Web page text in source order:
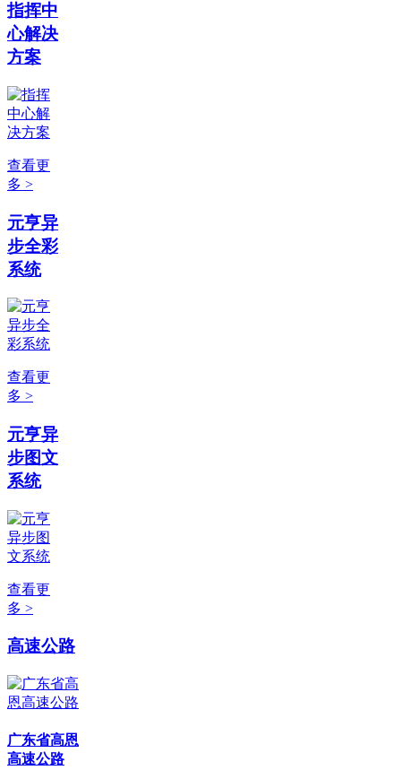
指挥中
心解决
方案
查看更
多 >
元亨异
步全彩
系统
查看更
多 >
元亨异
步图文
系统
查看更
多 >
高速公路
广东省高恩
高速公路